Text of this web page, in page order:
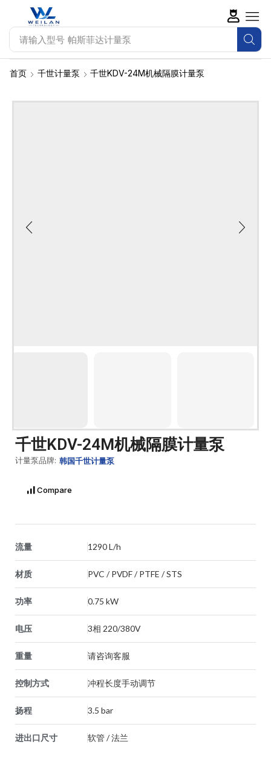
请输入型号 千世计量泵
首页 千世计量泵 千世KDV-24M机械隔膜计量泵
千世KDV-24M机械隔膜计量泵
计量泵品牌: 韩国千世计量泵
Compare
流量 1290 L/h
材质 PVC / PVDF / PTFE / STS
功率 0.75 kW
电压 3相 220/380V
重量 请咨询客服
控制方式 冲程长度手动调节
扬程 3.5 bar
进出口尺寸 软管 / 法兰